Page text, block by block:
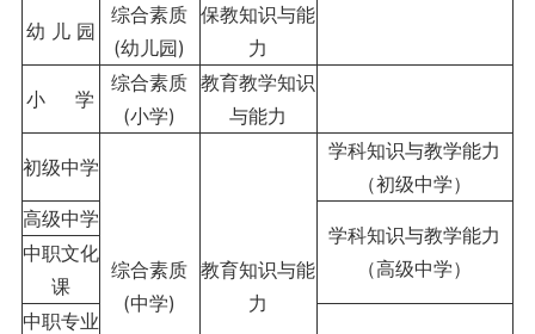
幼 儿 园
综合素质
(幼儿园)
保教知识与能
力
小 学
综合素质
(小学)
教育教学知识
与能力
初级中学
综合素质
(中学)
教育知识与能
力
学科知识与教学能力
（初级中学）
高级中学
学科知识与教学能力
（高级中学）
中职文化
课
中职专业